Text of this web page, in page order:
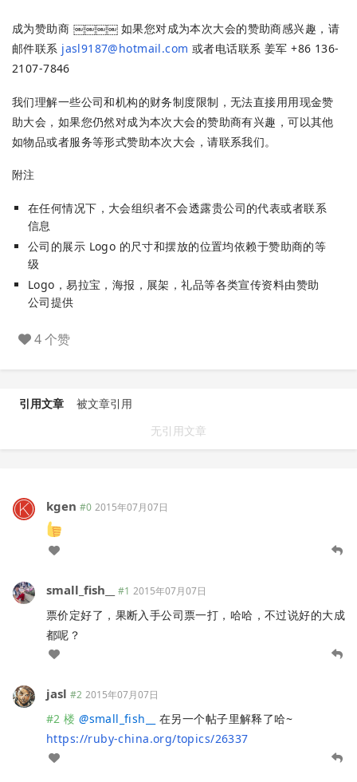
成为赞助商 ￼￼￼￼ 如果您对成为本次⼤会的赞助商感兴趣，请
邮件联系 jasl9187@hotmail.com 或者电话联系 姜军 +86 136-
2107-7846
我们理解一些公司和机构的财务制度限制，无法直接⽤用现金赞
助大会，如果您仍然对成为本次大会的赞助商有兴趣，可以其他
如物品或者服务等形式赞助本次大会，请联系我们。
附注
在任何情况下，大会组织者不会透露贵公司的代表或者联系
信息
公司的展⽰ Logo 的尺⼨和摆放的位置均依赖于赞助商的等
级
Logo，易拉宝，海报，展架，礼品等各类宣传资料由赞助
公司提供
4 个赞
引用文章
被文章引用
无引用文章
kgen #0 2015年07月07日
small_fish__ #1 2015年07月07日
票价定好了，果断入手公司票一打，哈哈，不过说好的大成
都呢？
jasl #2 2015年07月07日
#2 楼 @small_fish__
在另一个帖子里解释了哈~
https://ruby-china.org/topics/26337